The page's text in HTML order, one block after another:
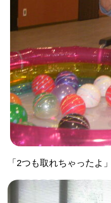
「2つも取れちゃったよ」